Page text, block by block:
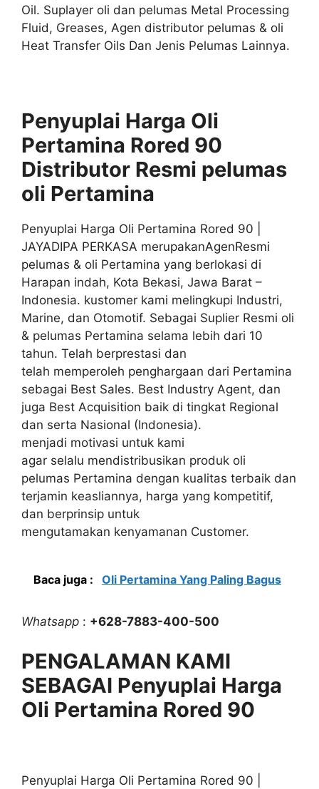
Oil. Suplayer oli dan pelumas Metal Processing
Fluid, Greases, Agen distributor pelumas & oli
Heat Transfer Oils Dan Jenis Pelumas Lainnya.
Penyuplai Harga Oli
Pertamina Rored 90
Distributor Resmi pelumas
oli Pertamina
Penyuplai Harga Oli Pertamina Rored 90 |
JAYADIPA PERKASA merupakanAgenResmi
pelumas & oli Pertamina yang berlokasi di
Harapan indah, Kota Bekasi, Jawa Barat –
Indonesia. kustomer kami melingkupi Industri,
Marine, dan Otomotif. Sebagai Suplier Resmi oli
& pelumas Pertamina selama lebih dari 10
tahun. Telah berprestasi dan
telah memperoleh penghargaan dari Pertamina
sebagai Best Sales. Best Industry Agent, dan
juga Best Acquisition baik di tingkat Regional
dan serta Nasional (Indonesia).
menjadi motivasi untuk kami
agar selalu mendistribusikan produk oli
pelumas Pertamina dengan kualitas terbaik dan
terjamin keasliannya, harga yang kompetitif,
dan berprinsip untuk
mengutamakan kenyamanan Customer.
Baca juga : Oli Pertamina Yang Paling Bagus
Whatsapp : +628-7883-400-500
PENGALAMAN KAMI
SEBAGAI Penyuplai Harga
Oli Pertamina Rored 90
Penyuplai Harga Oli Pertamina Rored 90 |